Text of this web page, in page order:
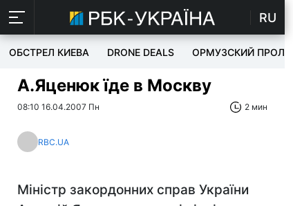
RU
ОБСТРЕЛ КИЕВА DRONE DEALS ОРМУЗСКИЙ ПРОЛИВ
А.Яценюк їде в Москву
08:10 16.04.2007 Пн 2 мин
RBC.UA
Міністр закордонних справ України